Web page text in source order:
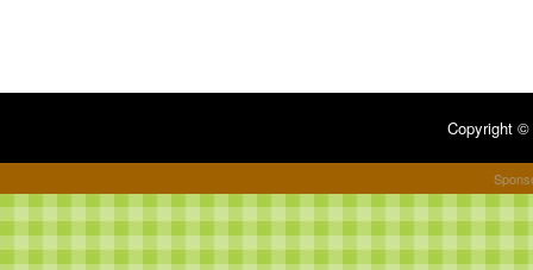
Copyright ©